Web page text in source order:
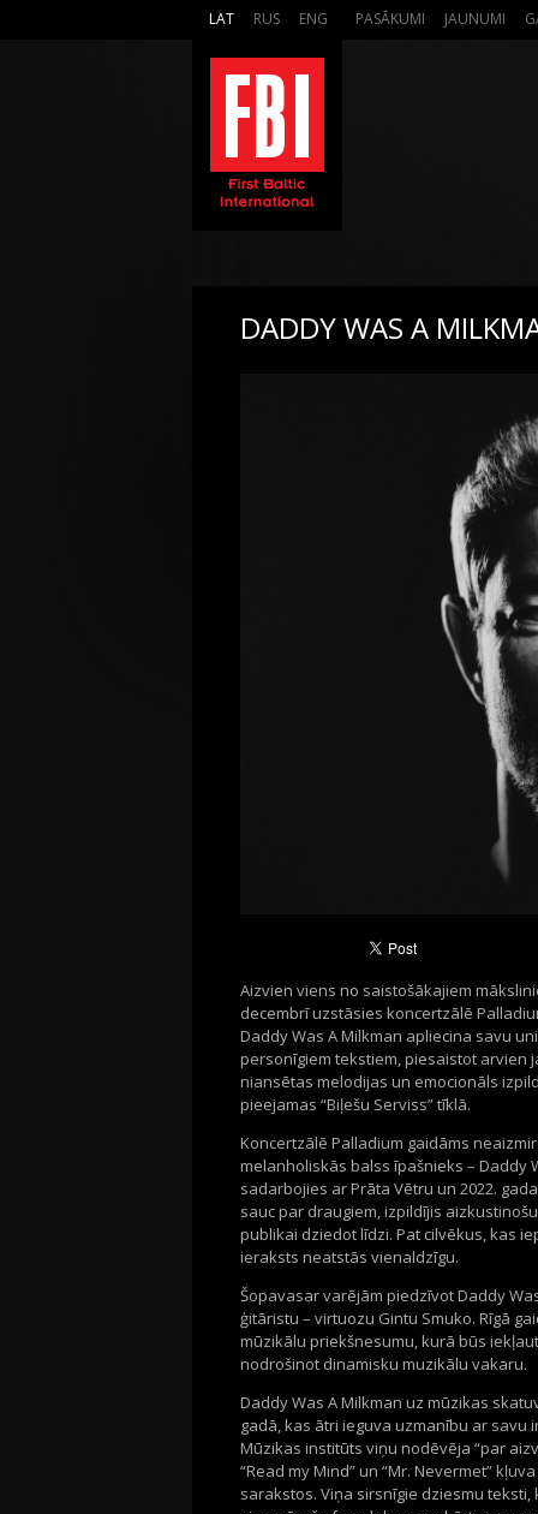
LAT RUS ENG PASĀKUMI JAUNUMI
DADDY WAS A
Aizvien viens no saistošākajiem
decembrī uzstāsies koncertzālē
Daddy Was A Milkman apliecina savu
personı̄giem tekstiem, piesaistot
niansētas melodijas un emocionāls
pieejamas “Biļešu Serviss” tı̄klā.
Koncertzālē Palladium gaidāms
melanholiskās balss īpašnieks – Daddy
sadarbojies ar Prāta Vētru un 2022.
sauc par draugiem, izpildījis
publikai dziedot līdzi. Pat cilvēkus, kas
ieraksts neatstās vienaldzīgu.
Šopavasar varējām piedzīvot Daddy
ģitāristu – virtuozu Gintu Smuko. Rı̄gā
mūzikālu priekšnesumu, kurā būs
nodrošinot dinamisku muzikālu vakaru.
Daddy Was A Milkman uz mūzikas
gadā, kas ātri ieguva uzmanı̄bu ar
Mūzikas institūts viņu nodēvēja “par
“Read my Mind” un “Mr. Nevermet”
sarakstos. Viņa sirsnı̄gie dziesmu